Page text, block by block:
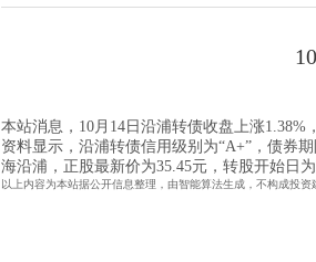
本站消息，10月14日沿浦转债收盘上涨1.38%
资料显示，沿浦转债信用级别为“A+”，债券
海沿浦，正股最新价为35.45元，转股开始日
以上内容为本站据公开信息整理，由智能算法生成，不构成投资